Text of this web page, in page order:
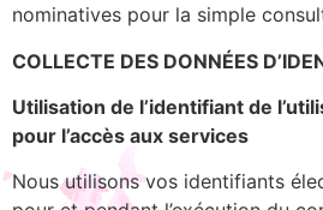
nominatives pour la simple
COLLECTE DES DONNÉES
Utilisation de l’identifiant de
pour l’accès aux services
Nous utilisons vos identifiants